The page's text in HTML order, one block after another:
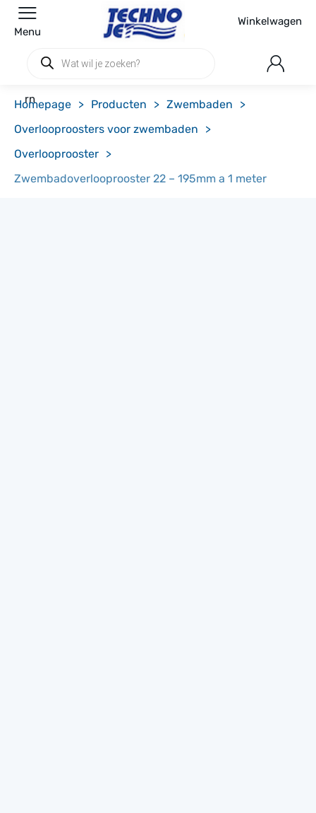
Menu
Winkelwagen
Producten
zoeken
rn
Homepage > Producten > Zwembaden
>
Overlooproosters voor zwembaden
>
Overlooprooster >
Zwembadoverlooprooster 22 – 195mm a 1 meter